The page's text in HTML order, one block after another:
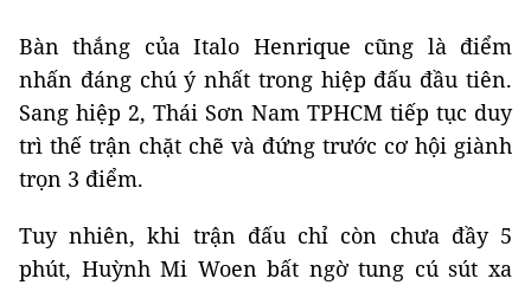
Bàn thắng của Italo Henrique cũng là điểm
nhấn đáng chú ý nhất trong hiệp đấu đầu tiên.
Sang hiệp 2, Thái Sơn Nam TPHCM tiếp tục duy
trì thế trận chặt chẽ và đứng trước cơ hội giành
trọn 3 điểm.
Tuy nhiên, khi trận đấu chỉ còn chưa đầy 5
phút, Huỳnh Mi Woen bất ngờ tung cú sút xa